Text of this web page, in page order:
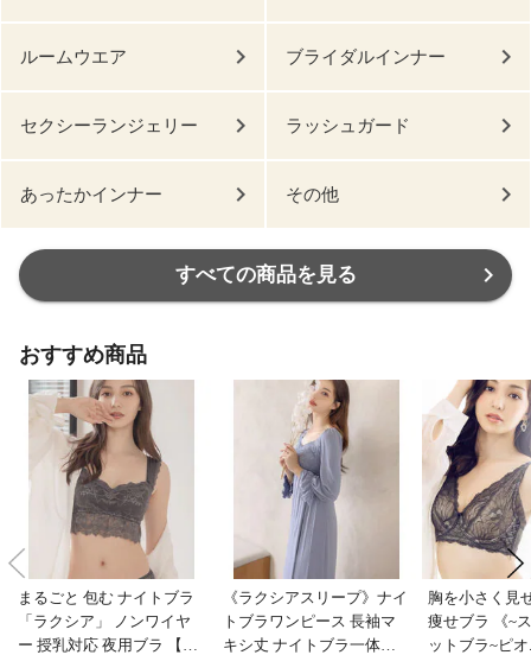
ルームウエア ブライダルインナー
セクシーランジェリー ラッシュガード
あったかインナー その他
すべての商品を見る
おすすめ商品
まるごと 包む ナイトブラ
「ラクシア」 ノンワイヤ
ー 授乳対応 夜用ブラ 【ブ
《ラクシアスリープ》ナイ
トブラワンピース 長袖マ
キシ丈 ナイトブラ一体型
胸を小さく見
痩せブラ 《~
ットブラ~ピ